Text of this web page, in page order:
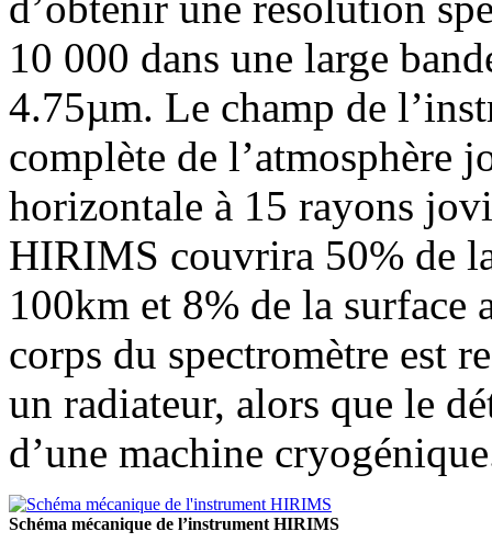
10 000 dans une large
4.75µm. Le champ de
complète de l’atmosphère
horizontale à 15 rayons
HIRIMS couvrira 50% de
100km et 8% de la surface
corps du spectromètre est
un radiateur, alors que le
d’une machine
Schéma mécanique de l’instrument HIRIMS